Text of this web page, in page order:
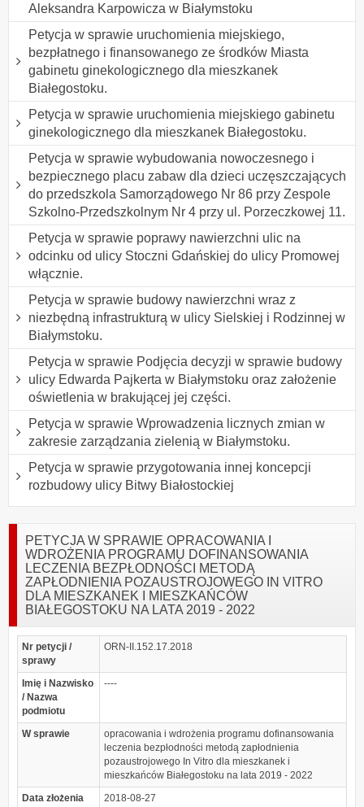
Aleksandra Karpowicza w Białymstoku
Petycja w sprawie uruchomienia miejskiego,
bezpłatnego i finansowanego ze środków Miasta
gabinetu ginekologicznego dla mieszkanek
Białegostoku.
Petycja w sprawie uruchomienia miejskiego gabinetu
ginekologicznego dla mieszkanek Białegostoku.
Petycja w sprawie wybudowania nowoczesnego i
bezpiecznego placu zabaw dla dzieci uczęszczających
do przedszkola Samorządowego Nr 86 przy Zespole
Szkolno-Przedszkolnym Nr 4 przy ul. Porzeczkowej 11.
Petycja w sprawie poprawy nawierzchni ulic na
odcinku od ulicy Stoczni Gdańskiej do ulicy Promowej
włącznie.
Petycja w sprawie budowy nawierzchni wraz z
niezbędną infrastrukturą w ulicy Sielskiej i Rodzinnej w
Białymstoku.
Petycja w sprawie Podjęcia decyzji w sprawie budowy
ulicy Edwarda Pajkerta w Białymstoku oraz założenie
oświetlenia w brakującej jej części.
Petycja w sprawie Wprowadzenia licznych zmian w
zakresie zarządzania zielenią w Białymstoku.
Petycja w sprawie przygotowania innej koncepcji
rozbudowy ulicy Bitwy Białostockiej
PETYCJA W SPRAWIE OPRACOWANIA I
WDROŻENIA PROGRAMU DOFINANSOWANIA
LECZENIA BEZPŁODNOŚCI METODĄ
ZAPŁODNIENIA POZAUSTROJOWEGO IN VITRO
DLA MIESZKANEK I MIESZKAŃCÓW
BIAŁEGOSTOKU NA LATA 2019 - 2022
Nr petycji /
sprawy
ORN-II.152.17.2018
Imię i Nazwisko
/ Nazwa
podmiotu
----
W sprawie
opracowania i wdrożenia programu dofinansowania
leczenia bezpłodności metodą zapłodnienia
pozaustrojowego In Vitro dla mieszkanek i
mieszkańców Białegostoku na lata 2019 - 2022
Data złożenia
2018-08-27